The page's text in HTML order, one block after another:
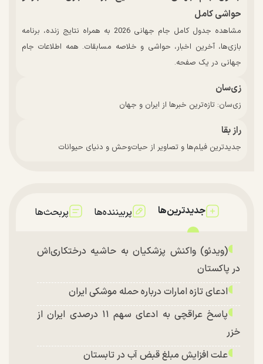
حواشی کامل
مشاهده جدول کامل جام جهانی 2026 به همراه نتایج زنده، برنامه
بازی‌ها، آخرین اخبار، حواشی و خلاصه مسابقات. همه اطلاعات جام
جهانی در یک صفحه.
زی‌سان
زی‌سان: تازه‌ترین خبرها از ایران و جهان
راز بقا
جدیدترین فیلم‌ها و تصاویر از حیات‌وحش و دنیای حیوانات
جدیدترین‌ها پربیننده‌ها پربحث‌ها
(ویدئو) واکنش پزشکیان به حاشیه درختکاری‌اش
در پاکستان
ادعای تازه امارات درباره حمله موشکی ایران
پاسخ عراقچی به ادعای سهم ۱۱ درصدی ایران از
خزر
علت افزایش مبلغ قبض آب در تابستان